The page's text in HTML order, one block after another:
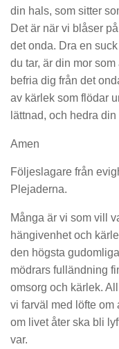
din hals, som sitter
Det är när vi blåser
det onda. Dra en
du tar, är din mor
befria dig från det
av kärlek som flödar
lättnad, och hedra
Amen
Följeslagare från
Plejaderna.
Många är vi som vill
hängivenhet och
den högsta
mödrars fulländning
omsorg och kärlek.
vi farväl med löfte om
om livet åter ska bli
var.